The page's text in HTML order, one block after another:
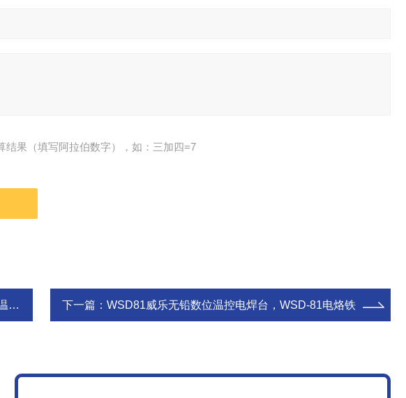
结果（填写阿拉伯数字），如：三加四=7
下一篇： WSD81威乐无铅数位温控电焊台，WSD-81电烙铁